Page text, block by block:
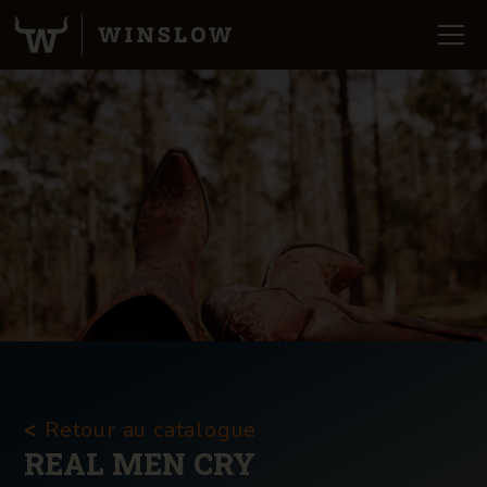
< Retour au catalogue
REAL MEN CRY